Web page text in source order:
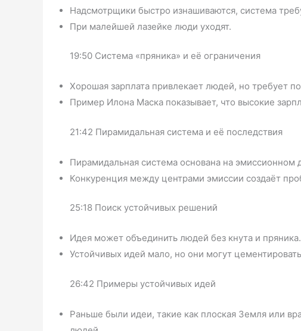
Надсмотрщики быстро изнашиваются, система
При малейшей лазейке люди уходят.
19:50 Система «пряника» и её ограничения
Хорошая зарплата привлекает людей, но требует
Пример Илона Маска показывает, что высокие
21:42 Пирамидальная система и её последствия
Пирамидальная система основана на эмиссионном
Конкуренция между центрами эмиссии создаёт
25:18 Поиск устойчивых решений
Идея может объединить людей без кнута и пряника.
Устойчивых идей мало, но они могут
26:42 Примеры устойчивых идей
Раньше были идеи, такие как плоская Земля или